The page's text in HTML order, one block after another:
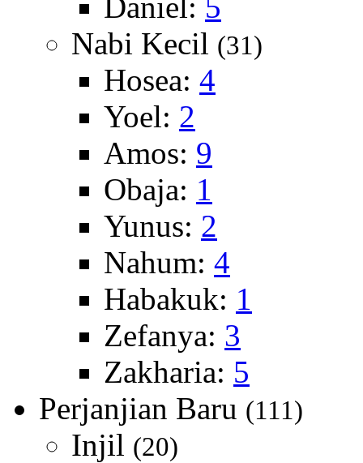
Nabi Kecil (31)
Hosea: 4
Yoel: 2
Amos: 9
Obaja: 1
Yunus: 2
Nahum: 4
Habakuk: 1
Zefanya: 3
Zakharia: 5
Perjanjian Baru (111)
Injil (20)